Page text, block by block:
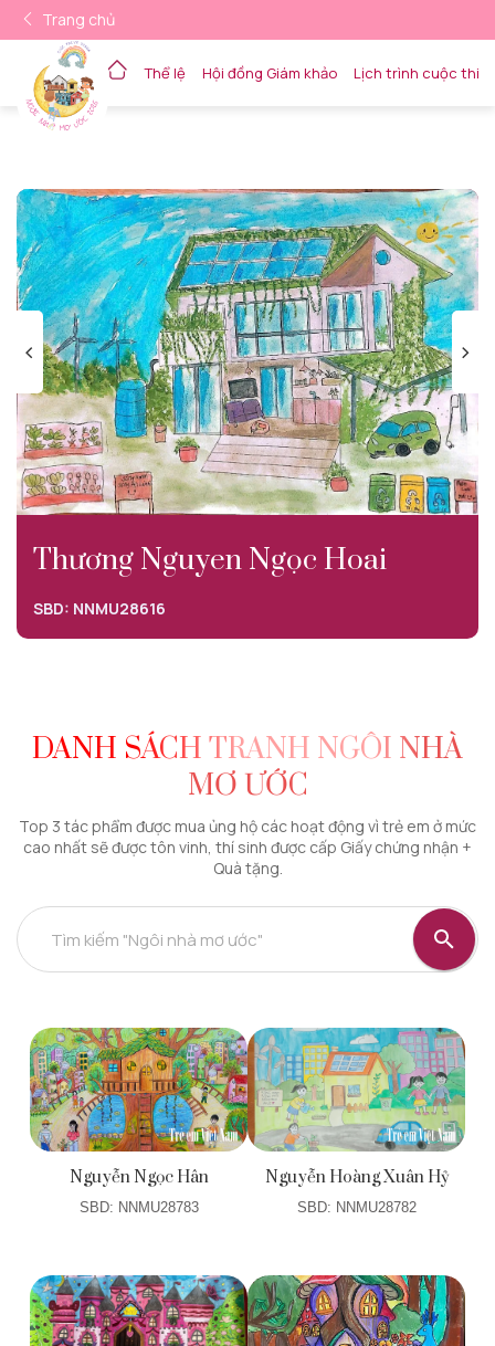
Trang chủ
Thể lệ Hội đồng Giám khảo Lịch trình cuộc thi
Về trang chủ
>
<
Thương Nguyen Ngọc Hoai
SBD: NNMU28616
DANH SÁCH TRANH NGÔI NHÀ
MƠ ƯỚC
Top 3 tác phẩm được mua ủng hộ các hoạt động vì trẻ em ở mức
cao nhất sẽ được tôn vinh, thí sinh được cấp Giấy chứng nhận +
Quà tặng.
Tìm kiếm "Ngôi nhà mơ ước"
Nguyễn Ngọc Hân
SBD: NNMU28783
Nguyễn Hoàng Xuân Hỷ
SBD: NNMU28782